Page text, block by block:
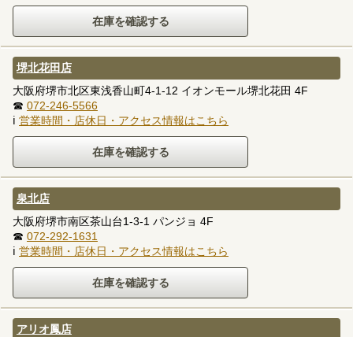
堺北花田店
大阪府堺市北区東浅香山町4-1-12 イオンモール堺北花田 4F
☎ 072-246-5566
ℹ 営業時間・店休日・アクセス情報はこちら
泉北店
大阪府堺市南区茶山台1-3-1 パンジョ 4F
☎ 072-292-1631
ℹ 営業時間・店休日・アクセス情報はこちら
アリオ鳳店